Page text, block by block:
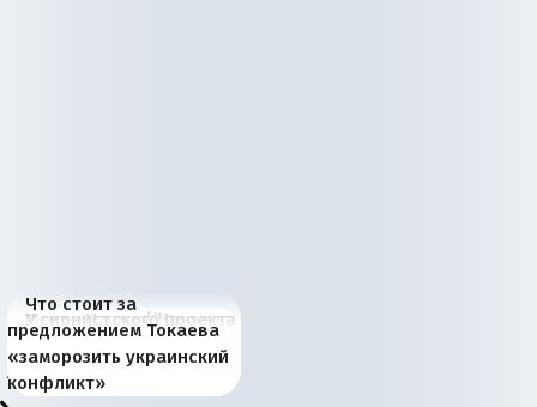
В России назрели
перемены: 15 шагов к
суверенной экономике
Миграционный пожар
Европы
Россия начинает
сбрасывать балласт
Анкориджа
Россия зимой 1904
года: первые уступки во
внутренней политике
Русская нация вчера и
сегодня
Почему правый крах в
Варшаве не поможет её
отношениям с Россией?
Место Науру / Науэро в
современной истории
Южной Осетии
У сионистского проекта
появилось украинское
измерение
Что стоит за
предложением Токаева
«заморозить украинский
конфликт»